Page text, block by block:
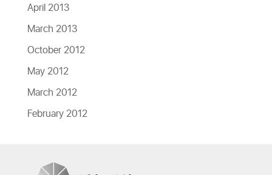
April 2013
March 2013
October 2012
May 2012
March 2012
February 2012